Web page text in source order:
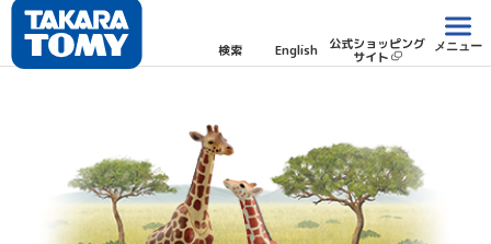
検索 English 公式ショッピング
サイト
メニュー